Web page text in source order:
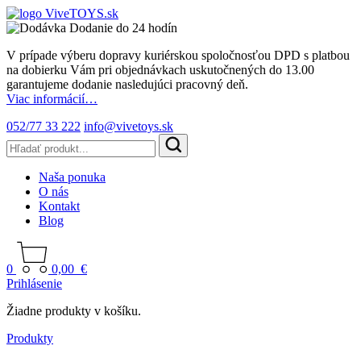
Dodanie do 24 hodín
V prípade výberu dopravy kuriérskou spoločnosťou DPD s platbou
na dobierku Vám pri objednávkach uskutočnených do 13.00
garantujeme dodanie nasledujúci pracovný deň.
Viac informácií…
052/77 33 222 info@vivetoys.sk
Naša ponuka
O nás
Kontakt
Blog
0 0,00 €
Prihlásenie
Žiadne produkty v košíku.
Produkty